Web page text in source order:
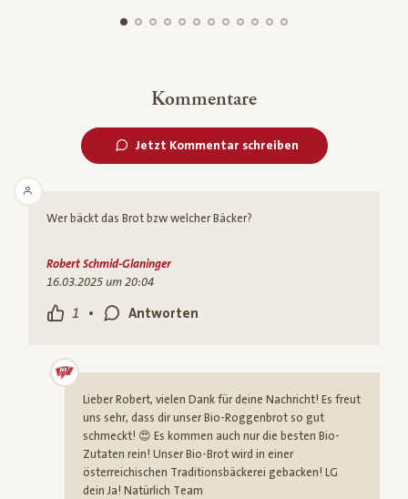
Kommentare
Jetzt Kommentar schreiben
Wer bäckt das Brot bzw welcher Bäcker?
1 • Antworten
Robert Schmid-Glaninger
16.03.2025 um 20:04
Lieber Robert, vielen Dank für deine Nachricht! Es freut
uns sehr, dass dir unser Bio-Roggenbrot so gut
schmeckt! 😍 Es kommen auch nur die besten Bio-
Zutaten rein! Unser Bio-Brot wird in einer
österreichischen Traditionsbäckerei gebacken! LG
dein Ja! Natürlich Team